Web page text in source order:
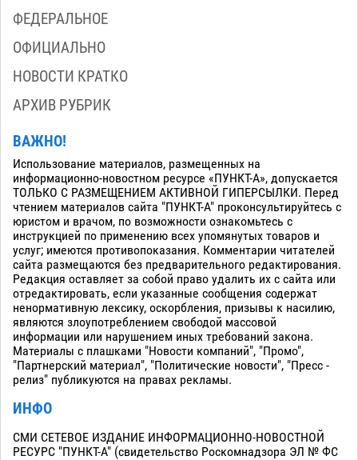
ФЕДЕРАЛЬНОЕ
ОФИЦИАЛЬНО
НОВОСТИ КРАТКО
АРХИВ РУБРИК
ВАЖНО!
Использование материалов, размещенных на
информационно-новостном ресурсе «ПУНКТ-А», допускается
ТОЛЬКО С РАЗМЕЩЕНИЕМ АКТИВНОЙ ГИПЕРСЫЛКИ. Перед
чтением материалов сайта "ПУНКТ-А" проконсультируйтесь с
юристом и врачом, по возможности ознакомьтесь с
инструкцией по применению всех упомянутых товаров и
услуг; имеются противопоказания. Комментарии читателей
сайта размещаются без предварительного редактирования.
Редакция оставляет за собой право удалить их с сайта или
отредактировать, если указанные сообщения содержат
ненормативную лексику, оскорбления, призывы к насилию,
являются злоупотреблением свободой массовой
информации или нарушением иных требований закона.
Материалы с плашками "Новости компаний", "Промо",
"Партнерский материал", "Политические новости", "Пресс -
релиз" публикуются на правах рекламы.
ИНФО
СМИ СЕТЕВОЕ ИЗДАНИЕ ИНФОРМАЦИОННО-НОВОСТНОЙ
РЕСУРС "ПУНКТ-А" (свидетельство Роскомнадзора ЭЛ № ФС